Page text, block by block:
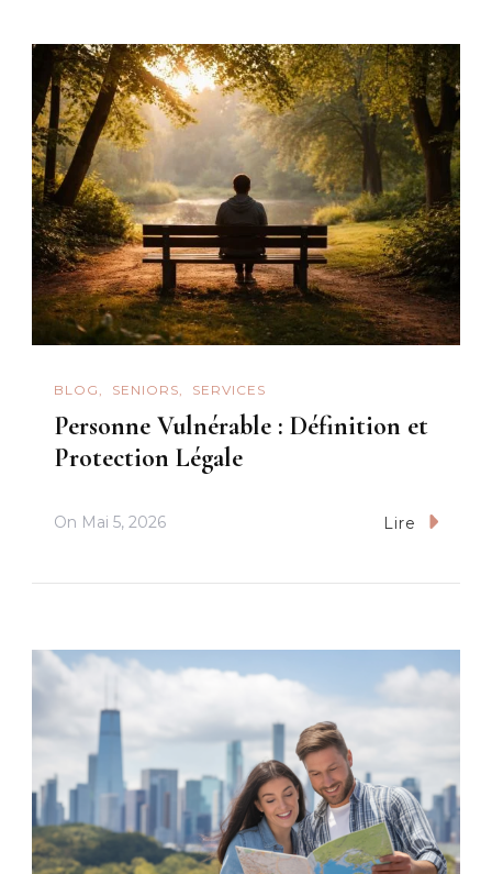
BLOG SENIORS SERVICES
Personne Vulnérable : Définition et
Protection Légale
On Mai 5, 2026 Lire